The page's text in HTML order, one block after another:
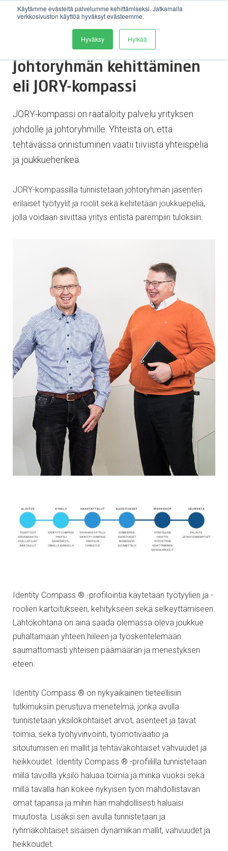
Käytämme evästeitä palvelumme kehittämiseksi. Jatkamalla
verkkosivuston käyttöä hyväksyt evästeemme.
Hyväksy Hylkää
Johtoryhmän kehittäminen
eli JORY-kompassi
JORY-kompassi on räätälöity palvelu yrityksen
johdolle ja johtoryhmille. Yhteistä on, että
tehtävässä onnistuminen vaatii tiiviistä yhteispeliä
ja joukkuehenkeä.
JORY-kompassilla tunnistetaan johtoryhmän jäsenten
erilaiset työtyylit ja roolit sekä kehitetään joukkuepeliä,
jolla voidaan siivittää yritys entistä parempiin tuloksiin.
Identity Compass ® -profilointia käytetään työtyylien ja -
roolien kartoitukseen, kehitykseen sekä selkeyttämiseen.
Lähtökohtana on aina saada olemassa oleva joukkue
puhaltamaan yhteen hiileen ja työskentelemään
saumattomasti yhteisen päämäärän ja menestyksen
eteen.
Identity Compass ® on nykyaikainen tieteellisiin
tutkimuksiin perustuva menetelmä, jonka avulla
tunnistetaan yksilökohtaiset arvot, asenteet ja tavat
toimia, sekä työhyvinvointi, työmotivaatio ja
sitoutumisen eri mallit ja tehtäväkohtaiset vahvuudet ja
heikkoudet. Identity Compass ® -profiililla tunnistetaan
millä tavoilla yksilö haluaa toimia ja minkä vuoksi sekä
millä tavalla hän kokee nykyisen työn mahdollistavan
omat tapansa ja mihin hän mahdollisesti haluaisi
muutosta. Lisäksi sen avulla tunnistetaan ja
ryhmäkohtaiset sisäisen dynamiikan mallit, vahvuudet ja
heikkoudet.